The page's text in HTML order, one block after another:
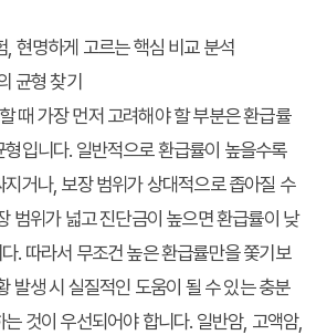
현명하게 고르는 핵심 비교 분석
균형 찾기
때 가장 먼저 고려해야 할 부분은 환급률
입니다. 일반적으로 환급률이 높을수록
거나, 보장 범위가 상대적으로 좁아질 수
범위가 넓고 진단금이 높으면 환급률이 낮
. 따라서 무조건 높은 환급률만을 쫓기보
발생 시 실질적인 도움이 될 수 있는 충분
것이 우선되어야 합니다. 일반암, 고액암,